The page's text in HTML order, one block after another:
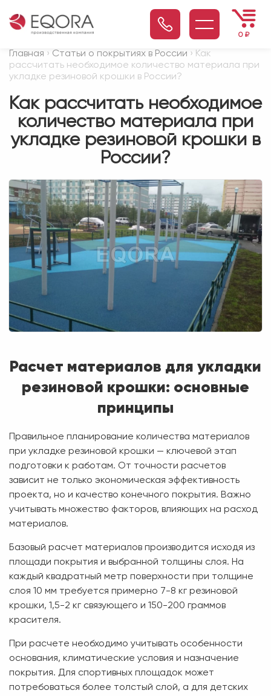
0 ₽
Главная › Статьи о покрытиях в России › Как
рассчитать необходимое количество материала при
укладке резиновой крошки в России?
Как рассчитать необходимое
количество материала при
укладке резиновой крошки в
России?
Расчет материалов для укладки
резиновой крошки: основные
принципы
Правильное планирование количества материалов
при укладке резиновой крошки — ключевой этап
подготовки к работам. От точности расчетов
зависит не только экономическая эффективность
проекта, но и качество конечного покрытия. Важно
учитывать множество факторов, влияющих на расход
материалов.
Базовый расчет материалов производится исходя из
площади покрытия и выбранной толщины слоя. На
каждый квадратный метр поверхности при толщине
слоя 10 мм требуется примерно 7-8 кг резиновой
крошки, 1,5-2 кг связующего и 150-200 граммов
красителя.
При расчете необходимо учитывать особенности
основания, климатические условия и назначение
покрытия. Для спортивных площадок может
потребоваться более толстый слой, а для детских